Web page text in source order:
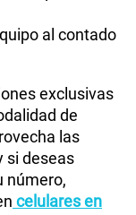
al contado
exclusivas
de
las
si deseas
número,
celulares en